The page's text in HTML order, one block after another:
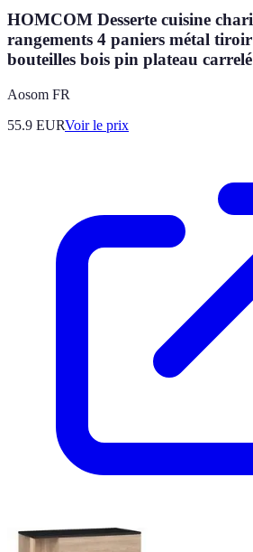
HOMCOM Desserte cuisine
rangements 4 paniers métal
bouteilles bois pin plateau
Aosom FR
55.9 EURVoir le prix